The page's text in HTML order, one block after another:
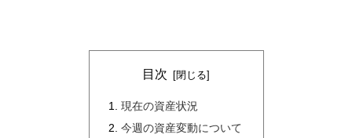
目次
現在の資産状況
今週の資産変動について